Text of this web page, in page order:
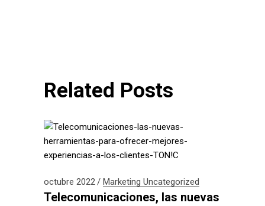
Related Posts
octubre 2022 Marketing Uncategorized
Telecomunicaciones, las nuevas